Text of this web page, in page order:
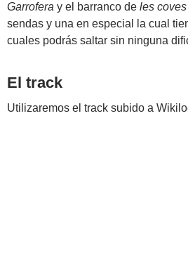
Garrofera y el barranco de les
sendas y una en especial la cual
cuales podrás saltar sin ninguna
El track
Utilizaremos el track subido a